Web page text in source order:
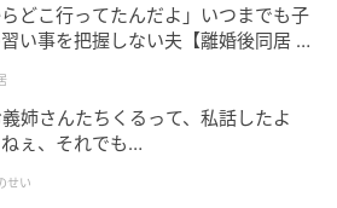
らどこ行ってたんだよ」いつまでも子
い事を把握しない夫【離婚後同居 Vo
姉さんたちくるって、私話したよ
ぇ、それでも…
せい